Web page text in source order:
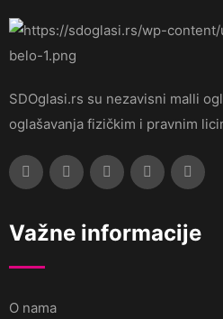
SDOglasi.rs su nezavisni malli
oglašavanja fizičkim i pravnim
Važne informacije
O nama